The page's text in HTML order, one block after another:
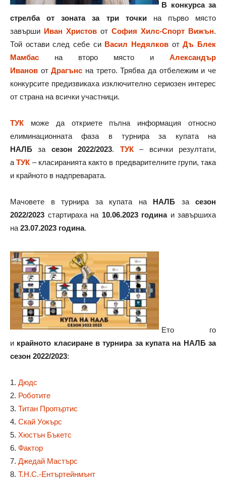
В конкурса за
стрелба от зоната за три точкина първо място
завърши Иван Христов от София Хилс-Спорт Вижън.
Той остави след себе си Васил Недялков отДъ Блек
Мамбас на второ място и
Александър
Иванов отДрагънс на трето. Трябва да отбележим и че
конкурсите предизвикаха изключително сериозен интерес
от страна на всички участници.
ТУК може да откриете пълна информация относно
елиминационната фаза в турнира за купата на
НАЛБ за сезон 2022/2023. ТУК– всички резултати,
аТУК – класиранията както в предварителните групи, така
и крайното в надпреварата.
Мачовете в турнира за купата на НАЛБ за сезон
2022/2023 стартираха на 10.06.2023 година и завършиха
на 23.07.2023 година.
Ето го
и крайното класиране в турнира за купата на НАЛБ за
сезон 2022/2023:
1. Дюдс
2. Роботите
3. Титан Пропъртис
4. Скай Уокърс
5. Хюстън Бъкетс
6. Фактор
7. Джедай Мастърс
8. Т.Н.С.-Ентъртейнмънт